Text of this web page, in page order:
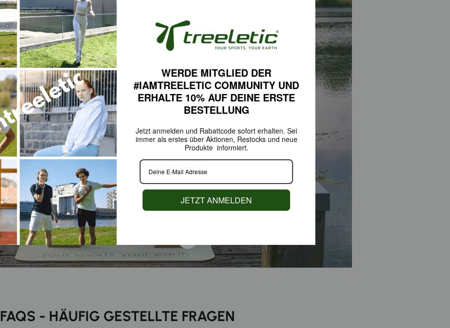
FAQS - HÄUFIG GESTELLTE FRAGEN
WERDE MITGLIED DER
#IAMTREELETIC COMMUNITY UND
ERHALTE 10% AUF DEINE ERSTE
BESTELLUNG
Jetzt anmelden und Rabattcode sofort erhalten. Sei
immer als erstes über Aktionen, Restocks und neue
Produkte informiert.
JETZT ANMELDEN